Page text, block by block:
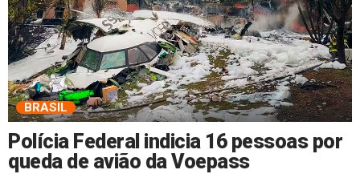
BRASIL
Polícia Federal indicia 16 pessoas por
queda de avião da Voepass